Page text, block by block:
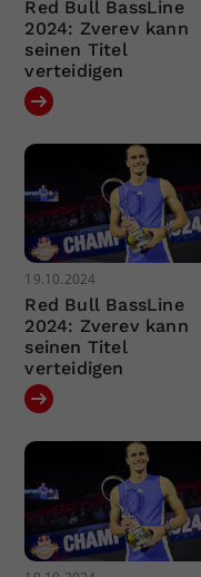
Red Bull BassLine
2024: Zverev kann
seinen Titel
verteidigen
19.10.2024
Red Bull BassLine
2024: Zverev kann
seinen Titel
verteidigen